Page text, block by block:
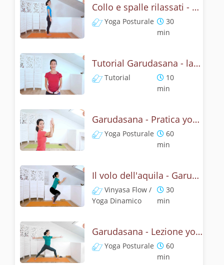
Collo e spalle rilassati - Garudasana Yoga Posturale
Yoga Posturale
30
min
Tutorial Garudasana - la posizone dell'aquila
Tutorial
10
min
Garudasana - Pratica yoga con l'anatomia dell'aquila
Yoga Posturale
60
min
Il volo dell'aquila - Garudasana yoga flow
Vinyasa Flow /
Yoga Dinamico
30
min
Garudasana - Lezione yoga con la storia dell'aquila
Yoga Posturale
60
min